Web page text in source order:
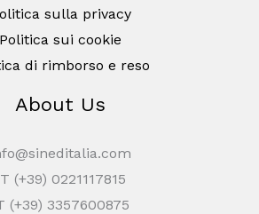
sulla privacy
Politica sui cookie
di rimborso e reso
About Us
(+39) 0221117815
(+39) 3357600875